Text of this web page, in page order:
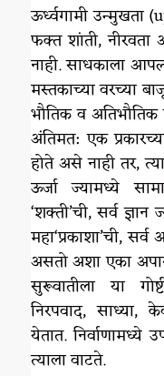
ऊर्ध्वगामी उन्मुखता
फक्त शांती, नीरवता
नाही. साधकाला
मस्तकाच्या वरच्या
भौतिक व अतिभौतिक
अंतिमत: एक
होते असे नाही तर,
ऊर्जा ज्यामध्ये
‘शक्ती’ची, सर्व
महा‘प्रकाशा’ची,
असतो अशा एका
सुरूवातीला या
निरपवाद, साध्या,
येतात. निर्वाणामध्ये
त्याला वाटते.